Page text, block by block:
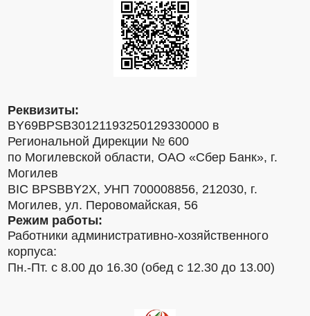
Реквизиты:
BY69BPSB30121193250129330000 в
Региональной Дирекции № 600
по Могилевской области, ОАО «Сбер Банк», г.
Могилев
BIC BPSBBY2X, УНП 700008856, 212030, г.
Могилев, ул. Перовомайская, 56
Режим работы:
Работники административно-хозяйственного
корпуса:
Пн.-Пт. с 8.00 до 16.30 (обед с 12.30 до 13.00)